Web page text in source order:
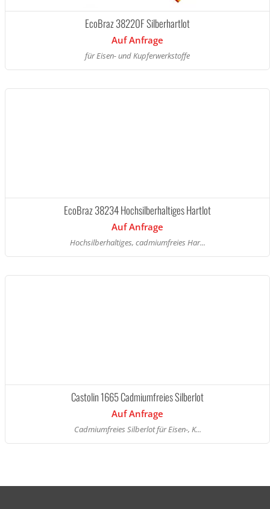
EcoBraz 38220F Silberhartlot
Auf Anfrage
für Eisen- und Kupferwerkstoffe
EcoBraz 38234 Hochsilberhaltiges Hartlot
Auf Anfrage
Hochsilberhaltiges, cadmiumfreies Har...
Castolin 1665 Cadmiumfreies Silberlot
Auf Anfrage
Cadmiumfreies Silberlot für Eisen-, K...